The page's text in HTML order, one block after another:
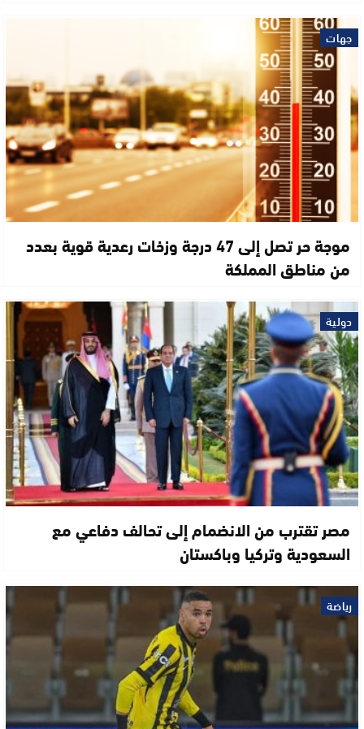
جهات
موجة حر تصل إلى 47 درجة وزخات رعدية قوية بعدد
من مناطق المملكة
دولية
مصر تقترب من الانضمام إلى تحالف دفاعي مع
السعودية وتركيا وباكستان
رياضة